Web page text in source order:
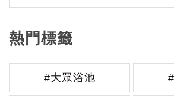
熱門標籤
#大眾浴池